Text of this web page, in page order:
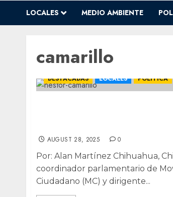
LOCALES MEDIO AMBIENTE
camarillo
DESTACADAS LOCALES POLÍTICA
AUGUST 28, 2025 0
Por: Alan Martínez Chihuahua,
coordinador parlamentario de
Ciudadano (MC) y dirigente...